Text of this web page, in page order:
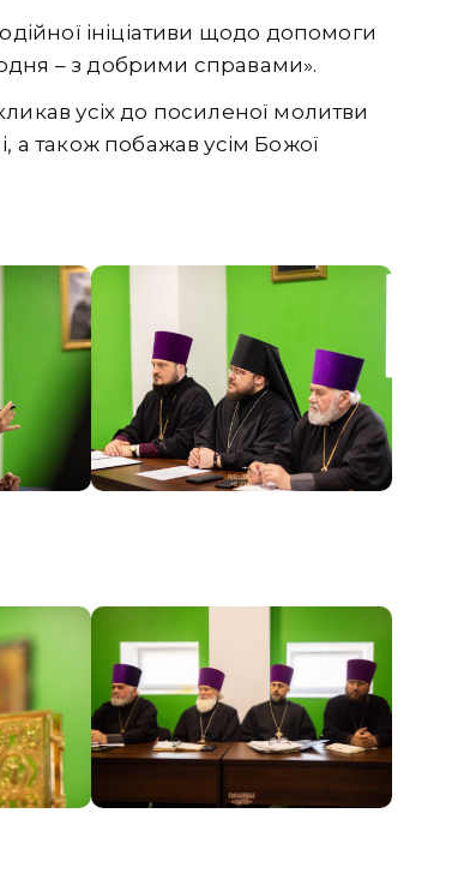
ініціативи щодо допомоги
– з добрими справами».
усіх до посиленої молитви
а також побажав усім Божої